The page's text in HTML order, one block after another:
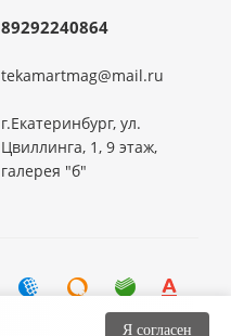
89292240864
tekamartmag@mail.ru
г.Екатеринбург, ул.
Цвиллинга, 1, 9 этаж,
галерея "б"
Я согласен